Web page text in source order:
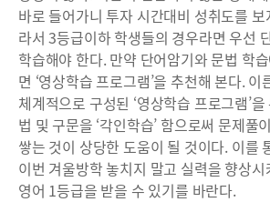
바로 들어가니 투자 시간대비 성취도를
라서 3등급이하 학생들의 경우라면 우선
학습해야 한다. 만약 단어암기와 문법 학
면 ‘영상학습 프로그램’을 추천해 본다.
체계적으로 구성된 ‘영상학습 프로그램’
법 및 구문을 ‘각인학습’ 함으로써 문제풀
쌓는 것이 상당한 도움이 될 것이다. 이를
이번 겨울방학 놓치지 말고 실력을 향상
영어 1등급을 받을 수 있기를 바란다.